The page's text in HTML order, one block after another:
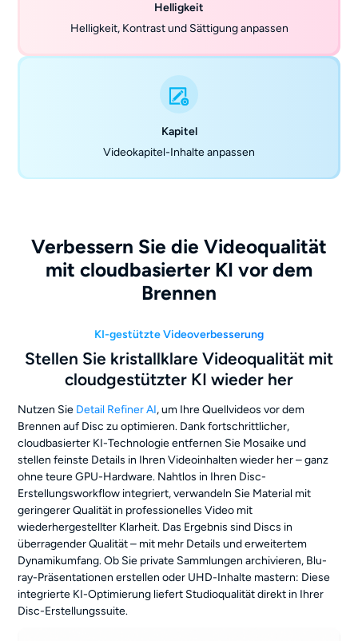
Helligkeit
Helligkeit, Kontrast und Sättigung anpassen
Kapitel
Videokapitel-Inhalte anpassen
Verbessern Sie die Videoqualität
mit cloudbasierter KI vor dem
Brennen
KI-gestützte Videoverbesserung
Stellen Sie kristallklare Videoqualität mit
cloudgestützter KI wieder her
Nutzen Sie Detail Refiner AI, um Ihre Quellvideos vor dem
Brennen auf Disc zu optimieren. Dank fortschrittlicher,
cloudbasierter KI-Technologie entfernen Sie Mosaike und
stellen feinste Details in Ihren Videoinhalten wieder her – ganz
ohne teure GPU-Hardware. Nahtlos in Ihren Disc-
Erstellungsworkflow integriert, verwandeln Sie Material mit
geringerer Qualität in professionelles Video mit
wiederhergestellter Klarheit. Das Ergebnis sind Discs in
überragender Qualität – mit mehr Details und erweitertem
Dynamikumfang. Ob Sie private Sammlungen archivieren, Blu-
ray-Präsentationen erstellen oder UHD-Inhalte mastern: Diese
integrierte KI-Optimierung liefert Studioqualität direkt in Ihrer
Disc-Erstellungssuite.